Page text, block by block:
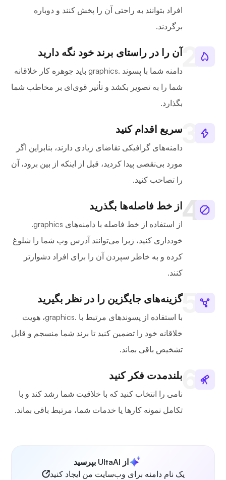
افراد بتوانند به راحتی آن را پخش کنند و دوباره
برگردند.
آن را در راستای برند خود نگه دارید
دامنه شما با پسوند .graphics باید جوهره کار خلاقانه
شما را به تصویر بکشد و تأثیر قوی‌ای بر مخاطب شما
بگذارد.
سریع اقدام کنید
دامنه‌های گرافیکی تقاضای زیادی دارند، بنابراین اگر
مورد بی‌نقصی پیدا کردید، قبل از اینکه از بین برود، آن
را تصاحب کنید.
از خط فاصله‌ها بگذرید
از استفاده از خط فاصله با دامنه‌های ‎.graphics
خودداری کنید، زیرا می‌توانند آدرس وب شما را شلوغ
کرده و به خاطر سپردن آن را برای افراد دشوارتر
کنند.
گزینه‌های جایگزین را در نظر بگیرید
با استفاده از پسوندهای مرتبط با .graphics، هویت
خلاقانه خود را تضمین کنید تا برند شما منسجم و قابل
تشخیص باقی بماند.
بلندمدت فکر کنید
نامی را انتخاب کنید که با خلاقیت شما رشد کند و با
تکامل نمونه کارها یا خدمات شما، مرتبط باقی بماند.
از UltaAI بپرسید
یک نام دامنه برای وب‌سایت من ایجاد کنید